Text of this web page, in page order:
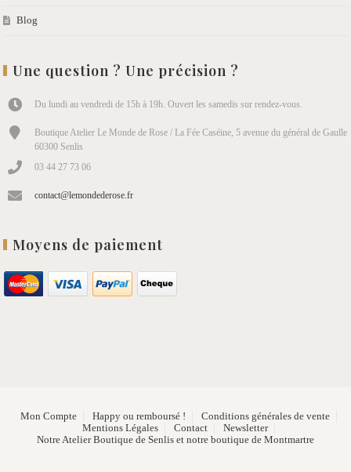
Blog
Une question ? Une précision ?
Du lundi au vendredi de 15h à 19h. Ouvert les samedis sur rendez-vous.
Boutique Atelier Le Monde de Rose / La Fée Caséine, 5 avenue du général de Gaulle
60300 Senlis
03 44 27 73 06
contact@lemondederose.fr
Moyens de paiement
Mon Compte Happy ou remboursé !
Conditions générales de vente
Mentions Légales
Contact
Newsletter
Notre Atelier Boutique de Senlis et notre boutique de Montmartre